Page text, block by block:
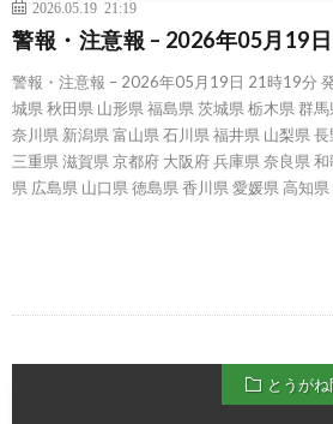
2026.05.19 21:19
警報・注意報 – 2026年05月19
警報・注意報 – 2026年05月19日 21時19分
城県 秋田県 山形県 福島県 茨城県 栃木県 群
奈川県 新潟県 富山県 石川県 福井県 山梨県
三重県 滋賀県 京都府 大阪府 兵庫県 奈良県
県 広島県 山口県 徳島県 香川県 愛媛県 高知
とうが